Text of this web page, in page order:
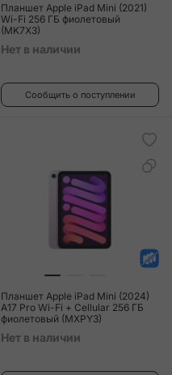
Планшет Apple iPad Mini (2021)
Wi-Fi 256 ГБ фиолетовый
(MK7X3)
Нет в наличии
Сообщить о поступлении
Планшет Apple iPad Mini (2024)
A17 Pro Wi-Fi + Cellular 256 ГБ
фиолетовый (MXPY3)
Нет в наличии